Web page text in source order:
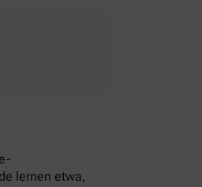
lernen etwa,